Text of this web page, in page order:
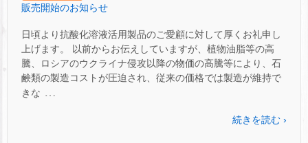
販売開始のお知らせ
日頃より抗酸化溶液活用製品のご愛顧に対して厚くお礼申し
上げます。 以前からお伝えしていますが、植物油脂等の高
騰、ロシアのウクライナ侵攻以降の物価の高騰等により、石
鹸類の製造コストが圧迫され、従来の価格では製造が維持で
きな …
続きを読む ›